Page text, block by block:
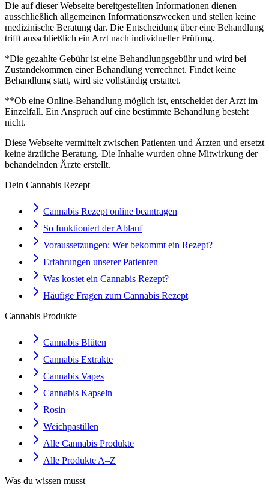
Die auf dieser Webseite bereitgestellten Informationen dienen
ausschließlich allgemeinen Informationszwecken und stellen keine
medizinische Beratung dar. Die Entscheidung über eine Behandlung
trifft ausschließlich ein Arzt nach individueller Prüfung.
*Die gezahlte Gebühr ist eine Behandlungsgebühr und wird bei
Zustandekommen einer Behandlung verrechnet. Findet keine
Behandlung statt, wird sie vollständig erstattet.
**Ob eine Online-Behandlung möglich ist, entscheidet der Arzt im
Einzelfall. Ein Anspruch auf eine bestimmte Behandlung besteht
nicht.
Diese Webseite vermittelt zwischen Patienten und Ärzten und ersetzt
keine ärztliche Beratung. Die Inhalte wurden ohne Mitwirkung der
behandelnden Ärzte erstellt.
Dein Cannabis Rezept
Cannabis Rezept online beantragen
So funktioniert der Ablauf
Voraussetzungen: Wer bekommt ein Rezept?
Erfahrungen unserer Patienten
Was kostet ein Cannabis Rezept?
Häufige Fragen zum Cannabis Rezept
Cannabis Produkte
Cannabis Blüten
Cannabis Extrakte
Cannabis Vapes
Cannabis Kapseln
Rosin
Weichpastillen
Alle Cannabis Produkte
Alle Produkte A–Z
Was du wissen musst